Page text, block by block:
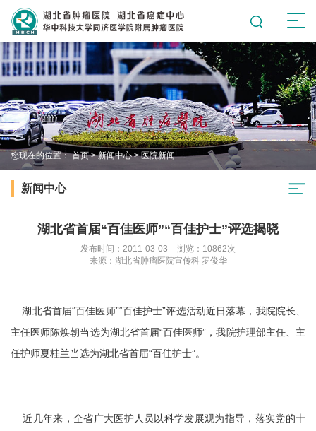
您现在的位置： 首页>新闻中心>医院新闻
新闻中心
湖北省首届“百佳医师”“百佳护士”评选揭晓
发布时间：2011-03-03
浏览：10862次
来源：湖北省肿瘤医院宣传科 罗俊华
湖北省首届“百佳医师”“百佳护士”评选活动近日落幕，我院院长、
主任医师陈焕朝当选为湖北省首届“百佳医师”，我院护理部主任、主
任护师夏桂兰当选为湖北省首届“百佳护士”。
近几年来，全省广大医护人员以科学发展观为指导，落实党的十